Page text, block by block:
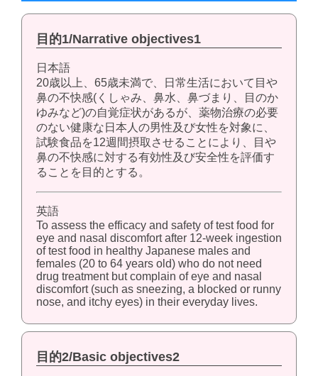
目的1/Narrative objectives1
日本語
20歳以上、65歳未満で、日常生活において目や
鼻の不快感(くしゃみ、鼻水、鼻づまり、目のか
ゆみなど)の自覚症状があるが、薬物治療の必要
のない健康な日本人の男性及び女性を対象に、
試験食品を12週間摂取させることにより、目や
鼻の不快感に対する有効性及び安全性を評価す
ることを目的とする。
英語
To assess the efficacy and safety of test food for
eye and nasal discomfort after 12-week ingestion
of test food in healthy Japanese males and
females (20 to 64 years old) who do not need
drug treatment but complain of eye and nasal
discomfort (such as sneezing, a blocked or runny
nose, and itchy eyes) in their everyday lives.
目的2/Basic objectives2